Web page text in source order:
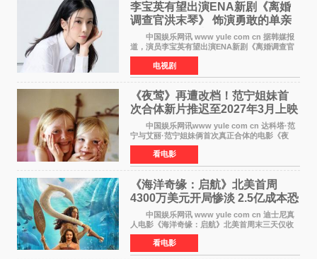
李宝英有望出演ENA新剧《离婚
调查官洪末琴》 饰演勇敢的单亲
妈妈家事调查官
中国娱乐网讯 www yule com cn 据韩媒报
道，演员李宝英有望出演ENA新剧《离婚调查官
洪末琴》女主角，引发观众期待。 李宝英在
剧中饰演家庭法院家事调查官洪末琴一角——即
使在极限状况
电视剧
《夜莺》再遭改档！范宁姐妹首
次合体新片推迟至2027年3月上映
中国娱乐网讯www yule com cn 达科塔·范
宁与艾丽·范宁姐妹俩首次真正合体的电影《夜
莺》再度改档，从原定的2027年2月12日推迟至
同年3月19日北美上映，片方希望借此利用春假档
期争取更多年轻
看电影
《海洋奇缘：启航》北美首周
4300万美元开局惨淡 2.5亿成本恐
巨亏1亿
中国娱乐网讯 www yule com cn 迪士尼真
人电影《海洋奇缘：启航》北美首周末三天仅收
4300万美元（开画3827馆），中国内地首周票房
仅840万元人民币，全球开画票房约9500万美
元，远低于业内
看电影